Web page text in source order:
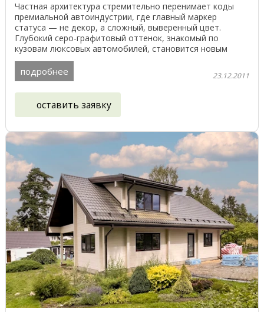
Частная архитектура стремительно перенимает коды
премиальной автоиндустрии, где главный маркер
статуса — не декор, а сложный, выверенный цвет.
Глубокий серо-графитовый оттенок, знакомый по
кузовам люксовых автомобилей, становится новым
языком домов. ...
подробнее 23.12.2011
оставить заявку